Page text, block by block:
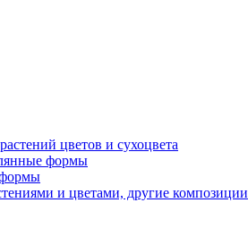
цветов и сухоцвета
формы
и цветами, другие композиции